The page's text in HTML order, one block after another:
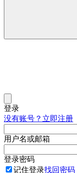
登录
没有账号？立即注册
用户名或邮箱
登录密码
记住登录找回密码